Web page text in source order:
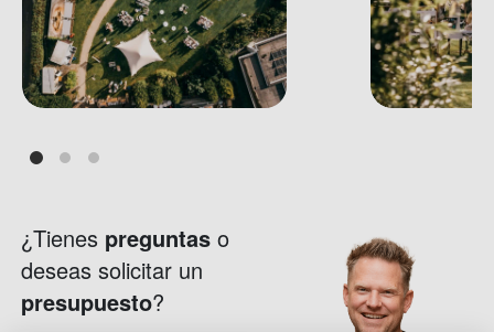
¿Tienes preguntas o
deseas solicitar un
presupuesto?